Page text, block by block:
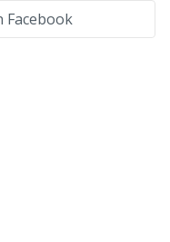
Facebook